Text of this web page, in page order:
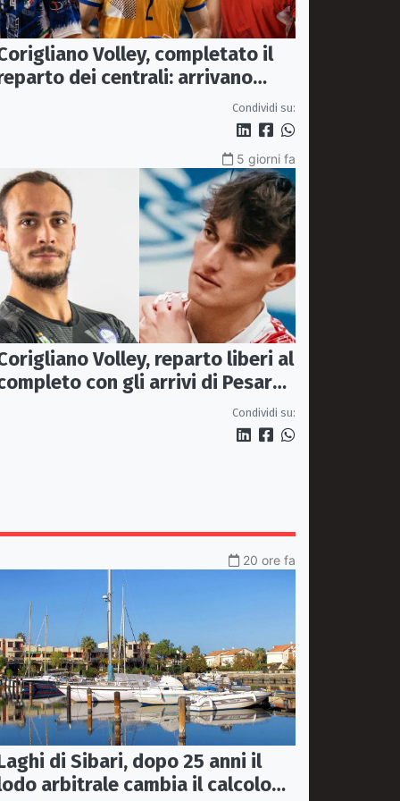
Volley, completato il
dei centrali: arrivano
Condividi su:
5 giorni fa
Volley, reparto liberi al
con gli arrivi di Pesare
Condividi su:
20 ore fa
di Sibari, dopo 25 anni il
arbitrale cambia il calcolo